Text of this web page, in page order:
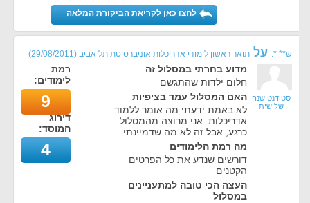
לחצו כאן לקריאת הביקורת המלאה
ש** *. על תואר ראשון לימודי אדריכלות אוניברסיטת תל אביב (
29/08/2011
)
סטודנט שנה
שלישית
מדוע בחרתי במסלול זה
חלום ילדות שהתגשם
האם המסלול עמד בציפיות
לא באמת ידעתי מה אומר ללמוד
אדריכלות. אני מרוצה מהמסלול
כרגע, אבל זה לא מה שדמיינתי
מה רמת הלימודים
דורשים שנדע את כל הפרטים
הקטנים
העצה הכי טובה למתעניינים
במסלול
רמת
לימודים:
9
דירוג
המוסד:
4